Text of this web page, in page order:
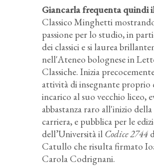
Giancarla frequenta quindi
Classico Minghetti
passione per lo studio, in
dei classici e si laurea
nell'Ateneo bolognese in
Classiche. Inizia
attività di insegnante proprio
incarico al suo vecchio liceo,
abbastanza raro all'inizio della
carriera, e pubblica per le
dell’Università il Codice 2744
Catullo che risulta firmato
Carola Codrignani.